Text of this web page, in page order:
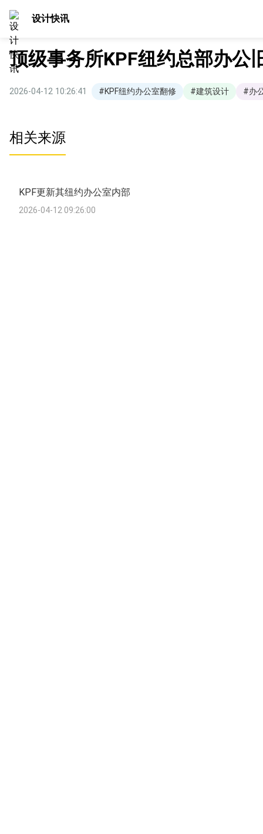
设计快讯
顶级事务所KPF纽约总部办公
2026-04-12 10:26:41 #KPF纽约办公室翻修 #建筑设计 #办
相关来源
KPF更新其纽约办公室内部
2026-04-12 09:26:00